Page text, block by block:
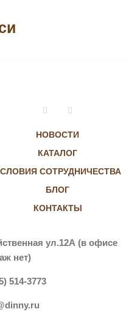
НОВОСТИ
КАТАЛОГ
СОТРУДНИЧЕСТВА
БЛОГ
КОНТАКТЫ
VkontakteInstagram
ул.12А (в офисе
нет)
514-3773